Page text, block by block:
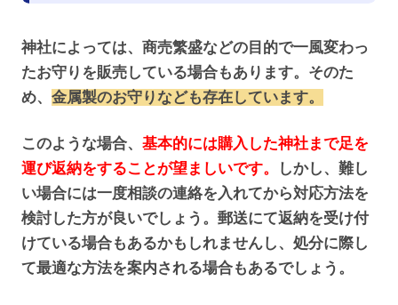
神社によっては、商売繁盛などの目的で一風変わっ
たお守りを販売している場合もあります。そのた
め、 金属製のお守りなども存在しています。
このような場合、 基本的には購入した神社まで足を
運び返納をすることが望ましいです。
しかし、難し
い場合には一度相談の連絡を入れてから対応方法を
検討した方が良いでしょう。郵送にて返納を受け付
けている場合もあるかもしれませんし、処分に際し
て最適な方法を案内される場合もあるでしょう。